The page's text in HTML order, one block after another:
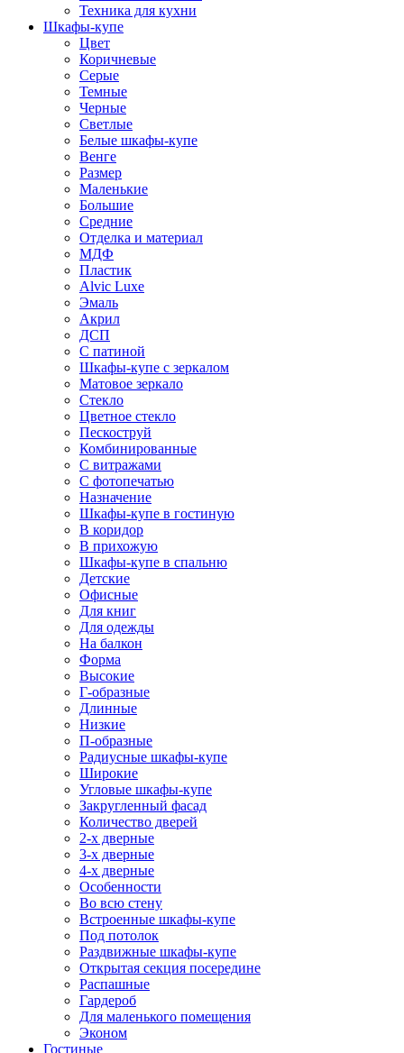
Техника для кухни
Шкафы-купе
Цвет
Коричневые
Серые
Темные
Черные
Светлые
Белые шкафы-купе
Венге
Размер
Маленькие
Большие
Средние
Отделка и материал
МДФ
Пластик
Alvic Luxe
Эмаль
Акрил
ДСП
С патиной
Шкафы-купе с зеркалом
Матовое зеркало
Стекло
Цветное стекло
Пескоструй
Комбинированные
С витражами
С фотопечатью
Назначение
Шкафы-купе в гостиную
В коридор
В прихожую
Шкафы-купе в спальню
Детские
Офисные
Для книг
Для одежды
На балкон
Форма
Высокие
Г-образные
Длинные
Низкие
П-образные
Радиусные шкафы-купе
Широкие
Угловые шкафы-купе
Закругленный фасад
Количество дверей
2-х дверные
3-х дверные
4-х дверные
Особенности
Во всю стену
Встроенные шкафы-купе
Под потолок
Раздвижные шкафы-купе
Открытая секция посередине
Распашные
Гардероб
Для маленького помещения
Эконом
Гостиные